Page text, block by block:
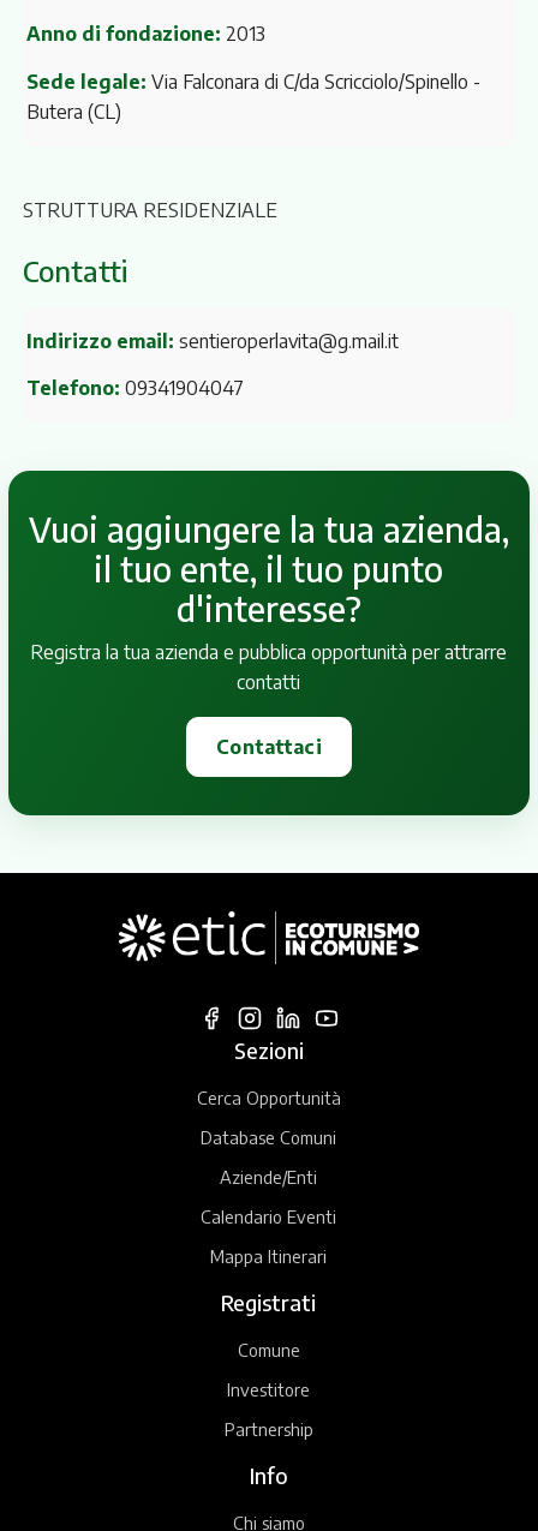
Anno di fondazione: 2013
Sede legale: Via Falconara di C/da Scricciolo/Spinello -
Butera (CL)
STRUTTURA RESIDENZIALE
Contatti
Indirizzo email: sentieroperlavita@g.mail.it
Telefono: 09341904047
Vuoi aggiungere la tua azienda,
il tuo ente, il tuo punto
d'interesse?
Registra la tua azienda e pubblica opportunità per attrarre
contatti
Contattaci
Sezioni
Cerca Opportunità
Database Comuni
Aziende/Enti
Calendario Eventi
Mappa Itinerari
Registrati
Comune
Investitore
Partnership
Info
Chi siamo